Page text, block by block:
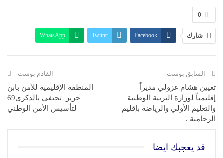
0
شارك Facebook
Twitter
WhatsApp
طباعة
السابق بوست
تعيين هشام غزولي مديراً
إقليمياً لوزارة التربية الوطنية
والتعليم الأولي والرياضة بإقليم
الرحامنة .
القادم بوست
المنطقة الإقليمية للأمن بابن
جرير تحتفي بالذكرى69
لتأسيس الأمن الوطني
قد يعجبك ايضا